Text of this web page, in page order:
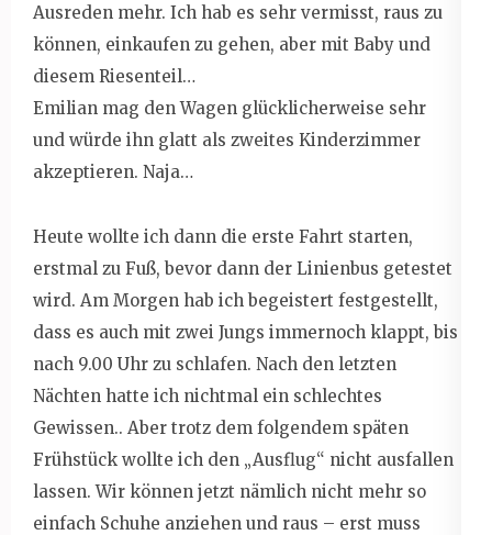
Ausreden mehr. Ich hab es sehr vermisst, raus zu
können, einkaufen zu gehen, aber mit Baby und
diesem Riesenteil…
Emilian mag den Wagen glücklicherweise sehr
und würde ihn glatt als zweites Kinderzimmer
akzeptieren. Naja…
Heute wollte ich dann die erste Fahrt starten,
erstmal zu Fuß, bevor dann der Linienbus getestet
wird. Am Morgen hab ich begeistert festgestellt,
dass es auch mit zwei Jungs immernoch klappt, bis
nach 9.00 Uhr zu schlafen. Nach den letzten
Nächten hatte ich nichtmal ein schlechtes
Gewissen.. Aber trotz dem folgendem späten
Frühstück wollte ich den „Ausflug“ nicht ausfallen
lassen. Wir können jetzt nämlich nicht mehr so
einfach Schuhe anziehen und raus – erst muss